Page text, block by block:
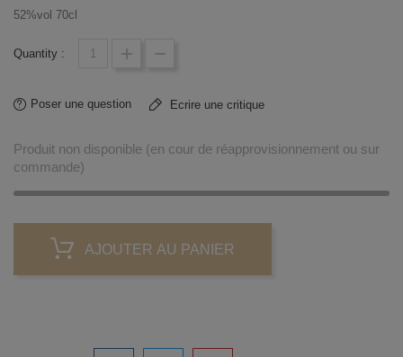
52%vol 70cl
Quantity :
Poser une question Ecrire une critique
Produit non disponible (en cour de réapprovisionnement ou sur
commande)
AJOUTER AU PANIER